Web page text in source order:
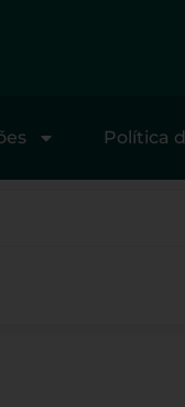
Política